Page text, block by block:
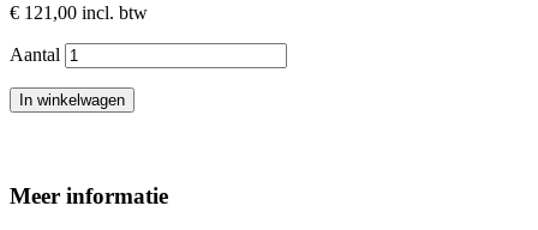
€ 121,00 incl. btw
Aantal
In winkelwagen
Meer informatie